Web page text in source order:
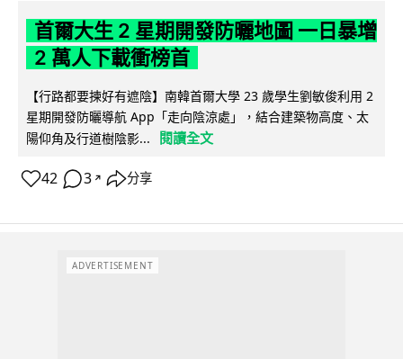
首爾大生 2 星期開發防曬地圖 一日暴增
2 萬人下載衝榜首
【行路都要揀好有遮陰】南韓首爾大學 23 歲學生劉敏俊利用 2
星期開發防曬導航 App「走向陰涼處」，結合建築物高度、太
陽仰角及行道樹陰影...
閱讀全文
42 3 ↗ 分享
ADVERTISEMENT